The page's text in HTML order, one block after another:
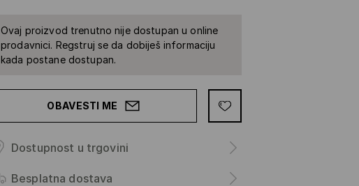
Ovaj proizvod trenutno nije dostupan u online
prodavnici. Regstruj se da dobiješ informaciju
kada postane dostupan.
OBAVESTI ME
Dostupnost u trgovini
Besplatna dostava